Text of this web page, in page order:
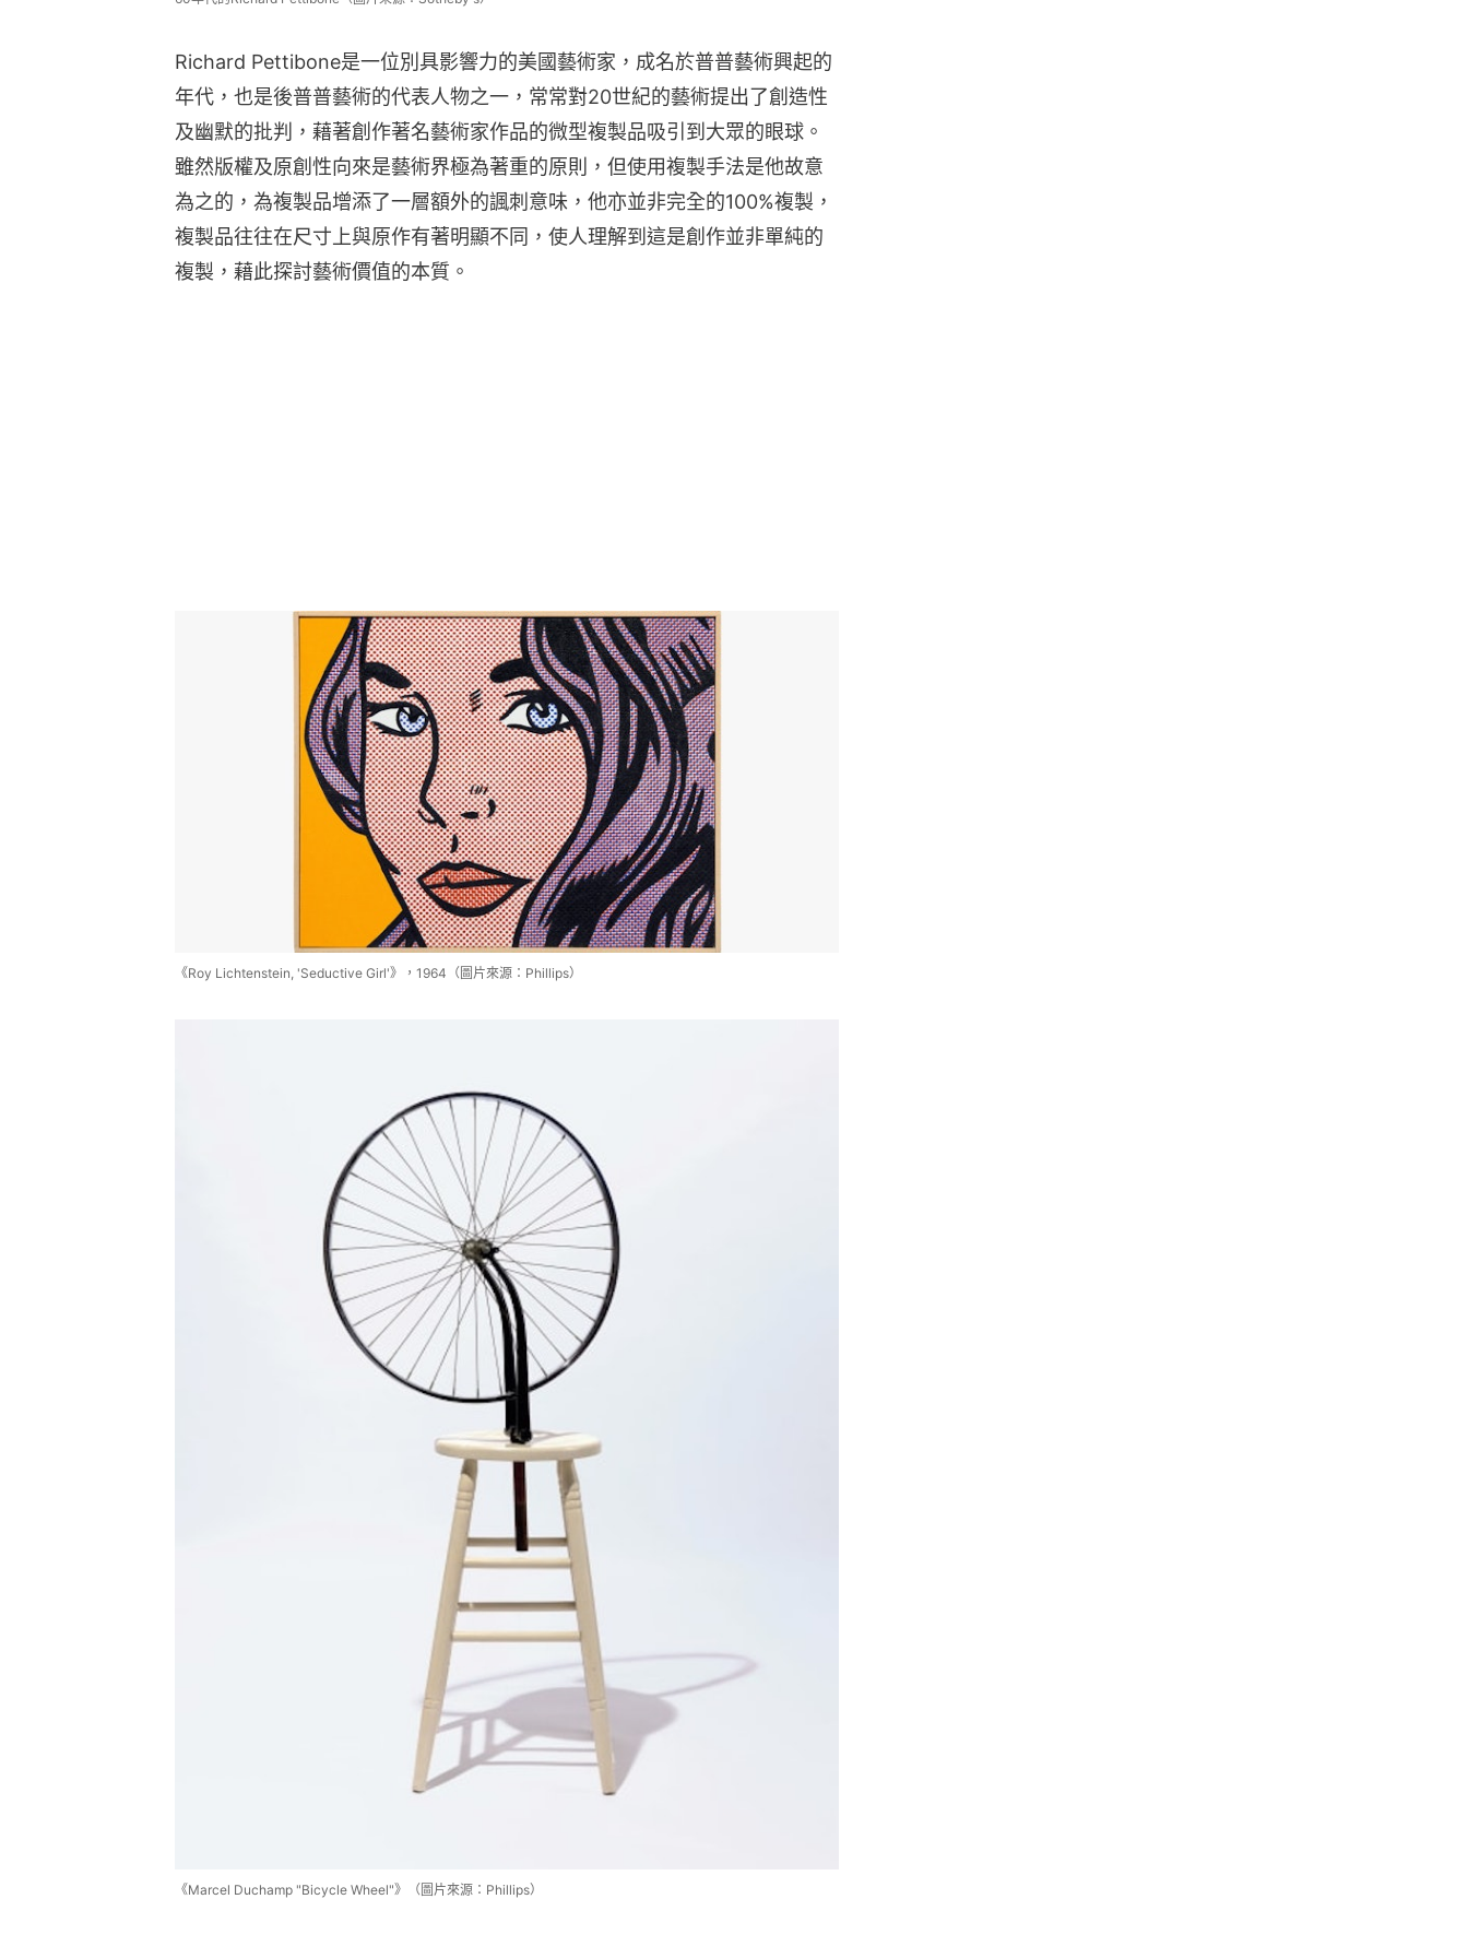
Richard Pettibone是一位別具影響力的美國藝術家，成名於普普藝術興起的
年代，也是後普普藝術的代表人物之一，常常對20世紀的藝術提出了創造性
及幽默的批判，藉著創作著名藝術家作品的微型複製品吸引到大眾的眼球。
雖然版權及原創性向來是藝術界極為著重的原則，但使用複製手法是他故意
為之的，為複製品增添了一層額外的諷刺意味，他亦並非完全的100%複製，
複製品往往在尺寸上與原作有著明顯不同，使人理解到這是創作並非單純的
複製，藉此探討藝術價值的本質。
《Roy Lichtenstein, 'Seductive Girl'》，1964（圖片來源：Phillips）
《Marcel Duchamp "Bicycle Wheel"》（圖片來源：Phillips）